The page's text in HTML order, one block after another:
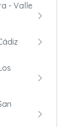
- Valle